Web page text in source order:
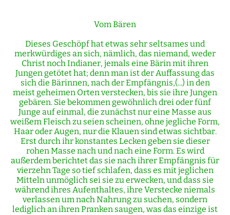
Vom Bären
Dieses Geschöpf hat etwas sehr seltsames und
merkwürdiges an sich, nämlich, das niemand, weder
Christ noch Indianer, jemals eine Bärin mit ihren
Jungen getötet hat; denn man ist der Auffassung das
sich die Bärinnen, nach der Empfängnis,(...) in den
meist geheimen Orten verstecken, bis sie ihre Jungen
gebären. Sie bekommen gewöhnlich drei oder fünf
Junge auf einmal, die zunächst nur eine Masse aus
weißem Fleisch zu seien scheinen, ohne jegliche Form,
Haar oder Augen, nur die Klauen sind etwas sichtbar.
Erst durch ihr konstantes Lecken geben sie dieser
rohen Masse nach und nach eine Form. Es wird
außerdem berichtet das sie nach ihrer Empfängnis für
vierzehn Tage so tief schlafen, dass es mit jeglichen
Mitteln unmöglich sei sie zu erwecken, und dass sie
während ihres Aufenthaltes, ihre Verstecke niemals
verlassen um nach Nahrung zu suchen, sondern
lediglich an ihren Pranken saugen, was das einzige ist